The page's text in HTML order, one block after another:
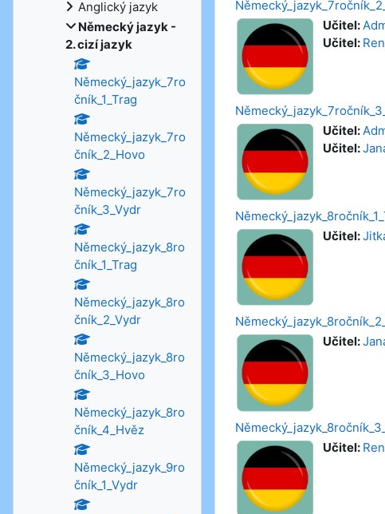
Učitel:
Učitel:
Učitel:
Učitel:
Učitel:
Učitel:
Učitel:
Anglický jazyk
Německý jazyk -
2. cizí jazyk
Německý_jazyk_7ro
čník_1_Trag
Německý_jazyk_7ro
čník_2_Hovo
Německý_jazyk_7ro
čník_3_Vydr
Německý_jazyk_8ro
čník_1_Trag
Německý_jazyk_8ro
čník_2_Vydr
Německý_jazyk_8ro
čník_3_Hovo
Německý_jazyk_8ro
čník_4_Hvěz
Německý_jazyk_9ro
čník_1_Vydr